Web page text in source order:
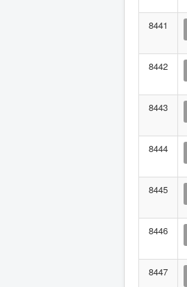
8441
8442
8443
8444
8445
8446
8447